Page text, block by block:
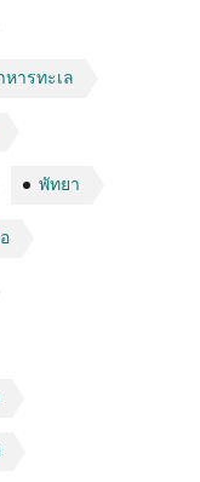
หารทะเล
พัทยา